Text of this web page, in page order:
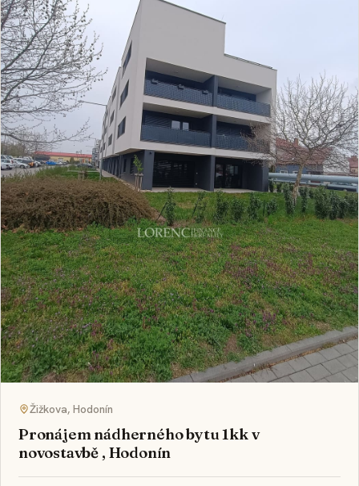
Žižkova, Hodonín
Pronájem nádherného bytu 1kk v
novostavbě , Hodonín